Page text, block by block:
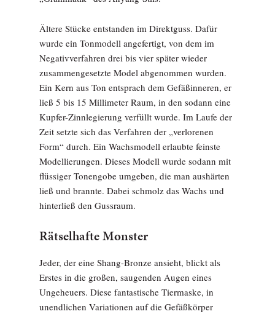
Ältere Stücke entstanden im Direktguss. Dafür
wurde ein Tonmodell angefertigt, von dem im
Negativverfahren drei bis vier später wieder
zusammengesetzte Model abgenommen wurden.
Ein Kern aus Ton entsprach dem Gefäßinneren, er
ließ 5 bis 15 Millimeter Raum, in den sodann eine
Kupfer-Zinnlegierung verfüllt wurde. Im Laufe der
Zeit setzte sich das Verfahren der „verlorenen
Form“ durch. Ein Wachsmodell erlaubte feinste
Modellierungen. Dieses Modell wurde sodann mit
flüssiger Tonengobe umgeben, die man aushärten
ließ und brannte. Dabei schmolz das Wachs und
hinterließ den Gussraum.
Rätselhafte Monster
Jeder, der eine Shang-Bronze ansieht, blickt als
Erstes in die großen, saugenden Augen eines
Ungeheuers. Diese fantastische Tiermaske, in
unendlichen Variationen auf die Gefäßkörper